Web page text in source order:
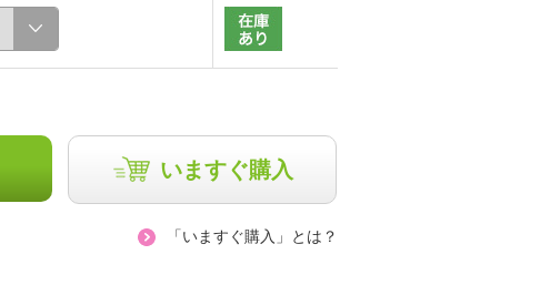
いますぐ購入
「いますぐ購入」とは？